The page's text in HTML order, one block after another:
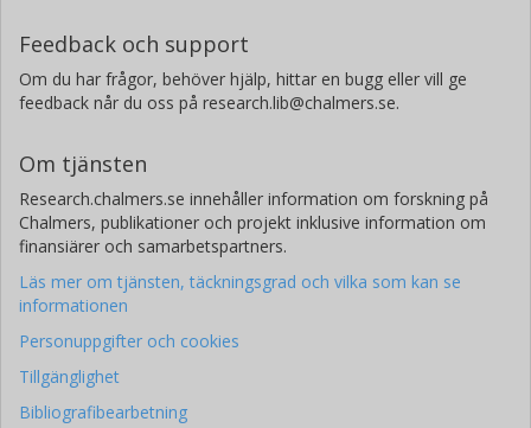
Feedback och support
Om du har frågor, behöver hjälp, hittar en bugg eller vill ge
feedback når du oss på research.lib@chalmers.se.
Om tjänsten
Research.chalmers.se innehåller information om forskning på
Chalmers, publikationer och projekt inklusive information om
finansiärer och samarbetspartners.
Läs mer om tjänsten, täckningsgrad och vilka som kan se
informationen
Personuppgifter och cookies
Tillgänglighet
Bibliografibearbetning